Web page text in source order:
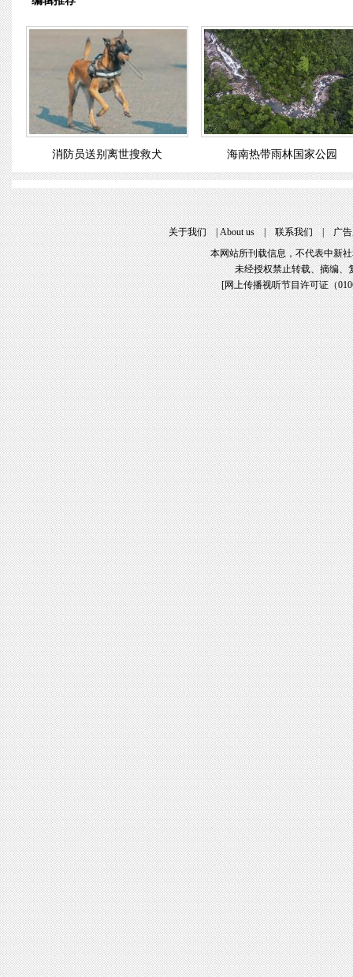
消防员送别离世搜救犬 海南热带雨林国家公园
关于我们 | About u | 联系我们 | 广
本网站所刊载信息，不代表中新
未经授权禁止转载、摘编、
[网上传播视听节目许可证（